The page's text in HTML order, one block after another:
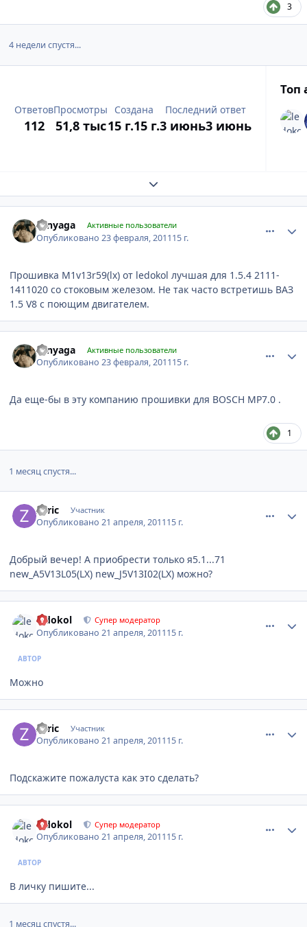
3
4 недели спустя...
Ответов
112
Просмотры
51,8 тыс
Создана
15 г.15 г.
Последний ответ
3 июнь3 июнь
Топ
Expand topic overview
sanyaga Активные пользователи
Опубликовано23 февраля, 201115 г.
Прошивка M1v13r59(lx) от ledokol лучшая для 1.5.4 2111-
1411020 со стоковым железом. Не так часто встретишь ВАЗ
1.5 V8 с поющим двигателем.
sanyaga Активные пользователи
Опубликовано23 февраля, 201115 г.
Да еще-бы в эту компанию прошивки для BOSCH MP7.0 .
1
1 месяц спустя...
zuric Участник
Опубликовано21 апреля, 201115 г.
Добрый вечер! А приобрести только я5.1...71
new_A5V13L05(LX) new_J5V13I02(LX) можно?
ledokol Супер модератор
Опубликовано21 апреля, 201115 г.
АВТОР
Можно
zuric Участник
Опубликовано21 апреля, 201115 г.
Подскажите пожалуста как это сделать?
ledokol Супер модератор
Опубликовано21 апреля, 201115 г.
АВТОР
В личку пишите...
1 месяц спустя...